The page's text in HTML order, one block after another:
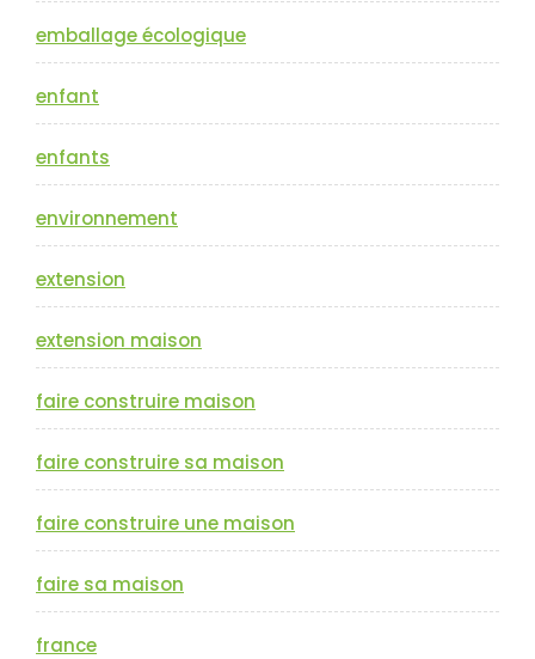
emballage écologique
enfant
enfants
environnement
extension
extension maison
faire construire maison
faire construire sa maison
faire construire une maison
faire sa maison
france